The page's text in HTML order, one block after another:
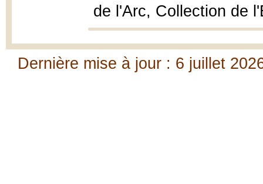
de l'Arc, Collection de
Dernière mise à jour : 6 juillet